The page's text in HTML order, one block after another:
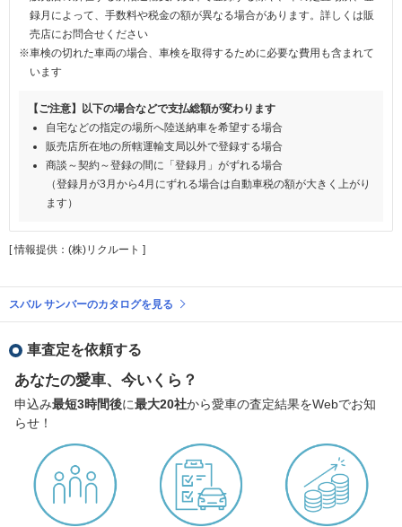
録月によって、手数料や税金の額が異なる場合があります。詳しくは販
売店にお問合せください
※車検の切れた車両の場合、車検を取得するために必要な費用も含まれて
います
【ご注意】以下の場合などで支払総額が変わります
自宅などの指定の場所へ陸送納車を希望する場合
販売店所在地の所轄運輸支局以外で登録する場合
商談～契約～登録の間に「登録月」がずれる場合
（登録月が3月から4月にずれる場合は自動車税の額が大きく上がり
ます）
[ 情報提供：(株)リクルート ]
スバル サンバーのカタログを見る
車査定を依頼する
あなたの愛車、今いくら？
申込み最短3時間後に最大20社から愛車の査定結果をWebでお知
らせ！